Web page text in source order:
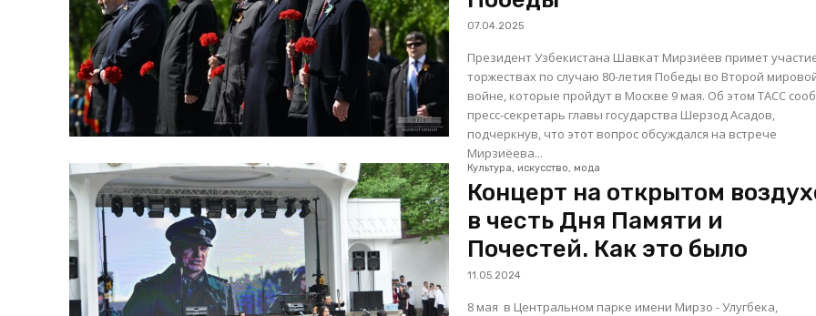
07.04.2025
Президент Узбекистана Шавкат Мирзиёев примет
торжествах по случаю 80-летия Победы во Второй
войне, которые пройдут в Москве 9 мая. Об этом ТАСС сообщил
пресс-секретарь главы государства Шерзод Асадов,
подчеркнув, что этот вопрос обсуждался на встрече
Мирзиёева...
Культура, искусство, мода
Концерт на открытом
в честь Дня Памяти и
Почестей. Как это было
11.05.2024
8 мая в Центральном парке имени Мирзо - Улугбека,